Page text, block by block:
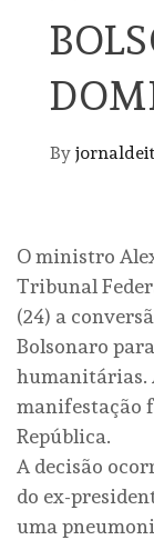
By
O ministro
Tribunal
(24) a
Bolsonaro
humanitárias.
manifestação
República.
A decisão
do ex-
uma